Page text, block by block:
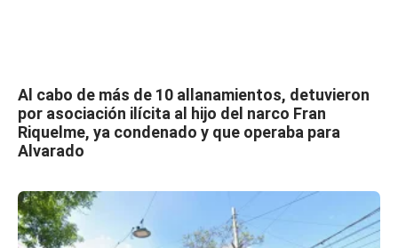
Al cabo de más de 10 allanamientos, detuvieron
por asociación ilícita al hijo del narco Fran
Riquelme, ya condenado y que operaba para
Alvarado